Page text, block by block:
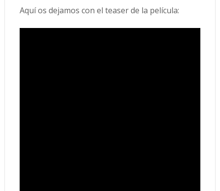
Aquí os dejamos con el teaser de la película: